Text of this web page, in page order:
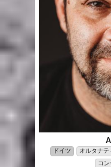
ドイツ オルタナテ
コ